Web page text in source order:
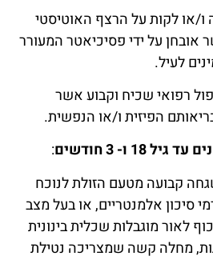
ו/או לקות על הרצף האוטיסטי
אובחן על ידי פסיכיאטר המעורר
לעיל.
רפואי שכיח וקבוע אשר
הפיזית ו/או הנפשית.
:
קבועה מטעם הזולת לנוכח
סיכון אלמנטריים, או בעל מצב
לאור מוגבלות שכלית בינונית
מחלה קשה שמצריכה נטילת